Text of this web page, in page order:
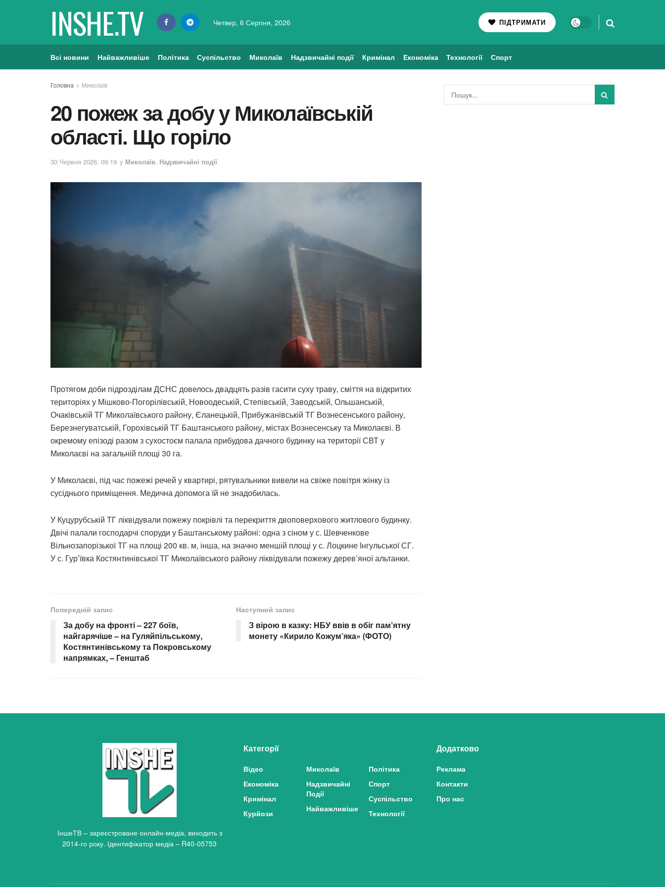
INSHE.TV Четвер, 6 Серпня, 2026 ПІДТРИМАТИ
Всі новини Найважливіше Політика Суспільство Миколаїв Надзвичайні події Кримінал Економіка Технології Спорт
Головна Миколаїв
20 пожеж за добу у Миколаївській
області. Що горіло
30 Червня 2026, 09:19 у Миколаїв, Надзвичайні події
Протягом доби підрозділам ДСНС довелось двадцять разів гасити суху траву, сміття на відкритих
територіях у Мішково-Погорілівській, Новоодеській, Степівській, Заводській, Ольшанській,
Очаківській ТГ Миколаївського району, Єланецькій, Прибужанівській ТГ Вознесенського району,
Березнегуватській, Горохівській ТГ Баштанського району, містах Вознесенську та Миколаєві. В
окремому епізоді разом з сухостоєм палала прибудова дачного будинку на території СВТ у
Миколаєві на загальній площі 30 га.
У Миколаєві, під час пожежі речей у квартирі, рятувальники вивели на свіже повітря жінку із
сусіднього приміщення. Медична допомога їй не знадобилась.
У Куцурубській ТГ ліквідували пожежу покрівлі та перекриття двоповерхового житлового будинку.
Двічі палали господарчі споруди у Баштанському районі: одна з сіном у с. Шевченкове
Вільнозапорізької ТГ на площі 200 кв. м, інша, на значно меншій площі у с. Лоцкине Інгульської СГ.
У с. Гур’ївка Костянтинівської ТГ Миколаївського району ліквідували пожежу дерев’яної альтанки.
Попередній запис
За добу на фронті – 227 боїв,
найгарячіше – на Гуляйпільському,
Костянтинівському та Покровському
напрямках, – Генштаб
Наступний запис
З вірою в казку: НБУ ввів в обіг пам’ятну
монету «Кирило Кожум’яка» (ФОТО)
ІншеТВ – зареєстроване онлайн-медіа, виходить з
2014-го року. Ідентифікатор медіа – R40-05753
Категорії
Відео
Економіка
Кримінал
Курйози
Миколаїв
Надзвичайні
Події
Найважливіше
Політика
Спорт
Суспільство
Технології
Додатково
Реклама
Контакти
Про нас